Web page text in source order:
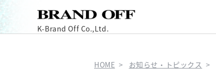
K-Brand Off Co.,Ltd.
HOME お知らせ・トピックス